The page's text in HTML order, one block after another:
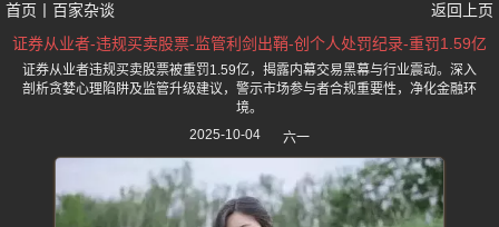
首页 百家杂谈
返回上页
证券从业者-违规买卖股票-监管利剑出鞘-创个人处罚纪录-重罚1.59亿
证券从业者违规买卖股票被重罚1.59亿，揭露内幕交易黑幕与行业震动。深入
剖析贪婪心理陷阱及监管升级建议，警示市场参与者合规重要性，净化金融环
境。
2025-10-04
六一